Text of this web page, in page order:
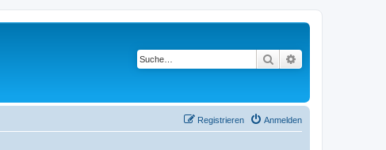
Suche
Anmelden
Registrieren